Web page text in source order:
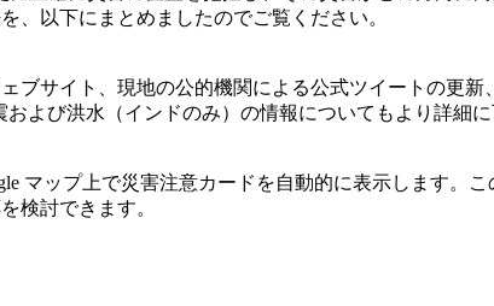
、以下にまとめましたのでご覧ください。
ブサイト、現地の公的機関による公式ツイートの更
よび洪水（インドのみ）の情報についてもより詳細
マップ上で災害注意カードを自動的に表示します。
検討できます。